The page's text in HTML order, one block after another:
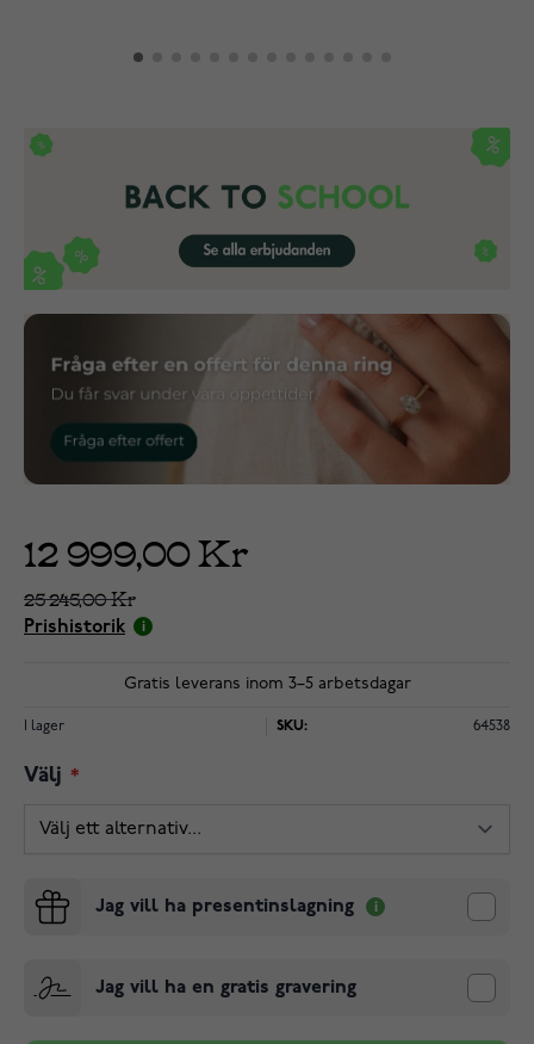
12 999,00 Kr
25 245,00 Kr
Prishistorik
Gratis leverans inom 3–5 arbetsdagar
I lager SKU: 64538
Välj
Jag vill ha presentinslagning
Jag vill ha en gratis gravering